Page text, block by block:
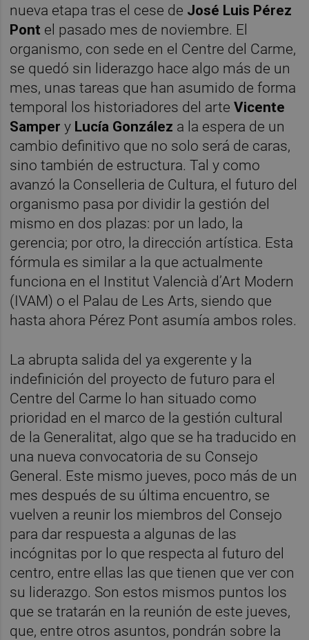
nueva etapa tras el cese de José Luis Pérez
Pont el pasado mes de noviembre. El
organismo, con sede en el Centre del Carme,
se quedó sin liderazgo hace algo más de un
mes, unas tareas que han asumido de forma
temporal los historiadores del arteVicente
Sampery Lucía González a la espera de un
cambio definitivo que no solo será de caras,
sino también de estructura. Tal y como
avanzó la Conselleria de Cultura, el futuro del
organismo pasa por dividir la gestión del
mismo en dos plazas: por un lado, la
gerencia; por otro, la dirección artística. Esta
fórmula es similar a la que actualmente
funciona en el Institut Valencià d’Art Modern
(IVAM) o el Palau de Les Arts, siendo que
hasta ahora Pérez Pont asumía ambos roles.
La abrupta salida del ya exgerente y la
indefinición del proyecto de futuro para el
Centre del Carme lo han situado como
prioridad en el marco de la gestión cultural
de la Generalitat, algo que se ha traducido en
una nueva convocatoria de su Consejo
General. Este mismo jueves, poco más de un
mes después de su última encuentro, se
vuelven a reunir los miembros del Consejo
para dar respuesta a algunas de las
incógnitas por lo que respecta al futuro del
centro, entre ellas las que tienen que ver con
su liderazgo. Son estos mismos puntos los
que se tratarán en la reunión de este jueves,
que, entre otros asuntos, pondrán sobre la